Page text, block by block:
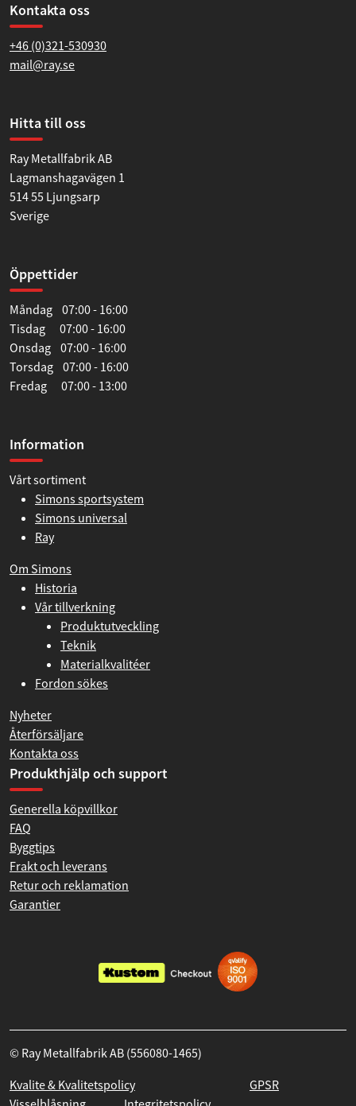
Marknadsföring
Kontakta oss
+46 (0)321-530930
mail@ray.se
Hitta till oss
Ray Metallfabrik AB
Lagmanshagavägen 1
514 55 Ljungsarp
Sverige
Öppettider
Måndag 07:00 - 16:00
Tisdag 07:00 - 16:00
Onsdag 07:00 - 16:00
Torsdag 07:00 - 16:00
Fredag 07:00 - 13:00
Information
Vårt sortiment
Simons sportsystem
Simons universal
Ray
Om Simons
Historia
Vår tillverkning
Produktutveckling
Teknik
Materialkvalitéer
Fordon sökes
Nyheter
Återförsäljare
Kontakta oss
Produkthjälp och support
Generella köpvillkor
FAQ
Byggtips
Frakt och leverans
Retur och reklamation
Garantier
© Ray Metallfabrik AB (556080-1465)
Kvalite & Kvalitetspolicy
GPSR